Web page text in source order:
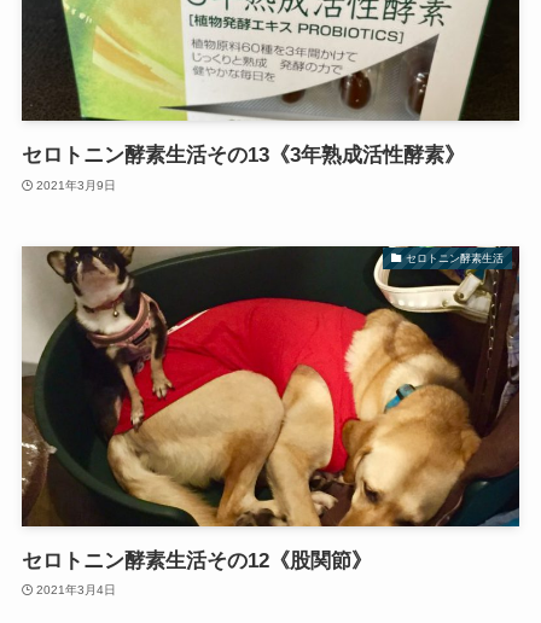
セロトニン酵素生活その13《3年熟成活性酵素》
2021年3月9日
セロトニン酵素生活
セロトニン酵素生活その12《股関節》
2021年3月4日